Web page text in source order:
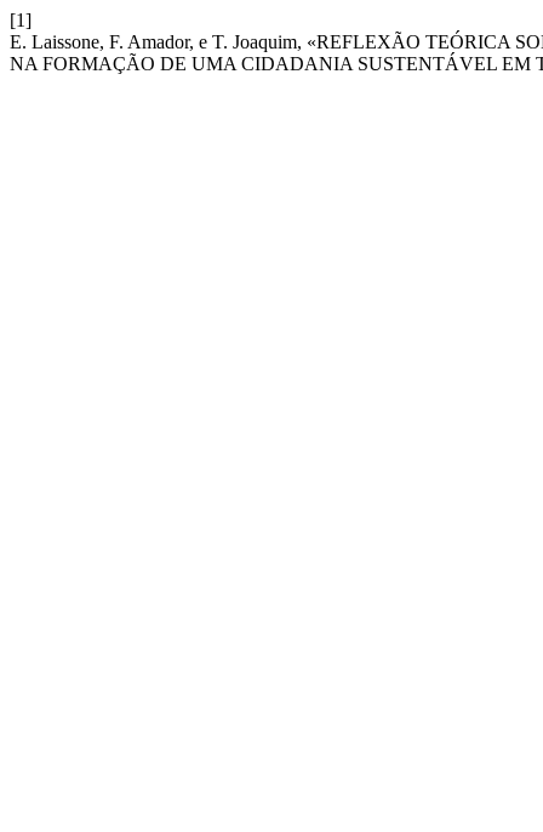
[1]
E. Laissone, F. Amador, e T. Joaquim, «REFLEXÃO
NA FORMAÇÃO DE UMA CIDADANIA SUSTENTÁVEL EM